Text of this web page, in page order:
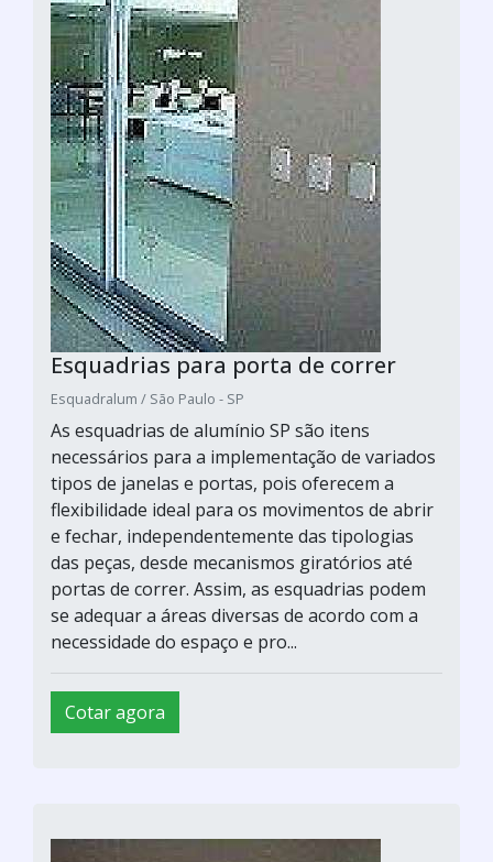
Esquadrias para porta de correr
Esquadralum / São Paulo - SP
As esquadrias de alumínio SP são itens
necessários para a implementação de variados
tipos de janelas e portas, pois oferecem a
flexibilidade ideal para os movimentos de abrir
e fechar, independentemente das tipologias
das peças, desde mecanismos giratórios até
portas de correr. Assim, as esquadrias podem
se adequar a áreas diversas de acordo com a
necessidade do espaço e pro...
Cotar agora